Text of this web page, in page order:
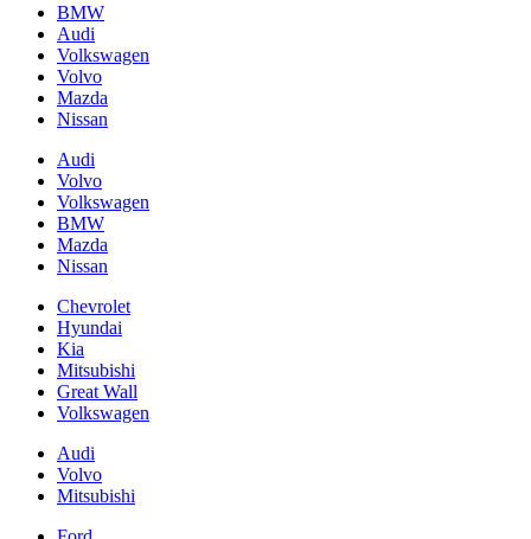
BMW
Audi
Volkswagen
Volvo
Mazda
Nissan
Audi
Volvo
Volkswagen
BMW
Mazda
Nissan
Chevrolet
Hyundai
Kia
Mitsubishi
Great Wall
Volkswagen
Audi
Volvo
Mitsubishi